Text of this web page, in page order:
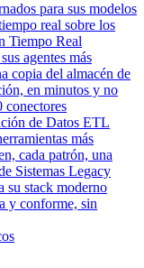
para sus modelos
real sobre los
Tiempo Real
agentes más
copia del almacén de
en minutos y no
conectores
de Datos ETL
más
cada patrón, una
Sistemas Legacy
su stack moderno
y conforme, sin